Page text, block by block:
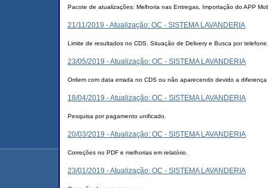
Pacote de atualizações: Melhoria nas Entregas, Importação do APP
21/11/2019 - Atualização: OC - SISTEMA LAVANDERIA
Limite de resultados no CDS, Situação de Delivery e Busca por telefone.
23/05/2019 - Atualização: OC - SISTEMA LAVANDERIA
Ordem com data errada no CDS ou não aparecendo devido a
18/04/2019 - Atualização: OC - SISTEMA LAVANDERIA
Pesquisa por pagamento unificado.
20/03/2019 - Atualização: OC - SISTEMA LAVANDERIA
Correções no PDF e melhorias em relatório.
23/01/2019 - Atualização: OC - SISTEMA LAVANDERIA